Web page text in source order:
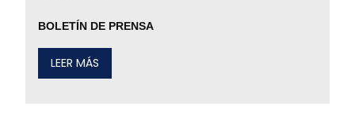
BOLETÍN DE PRENSA
LEER MÁS